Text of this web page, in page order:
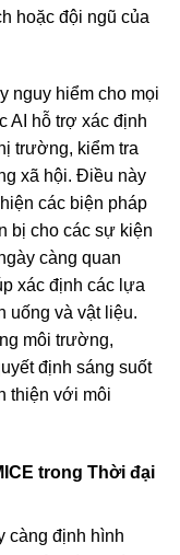
hoặc đội ngũ của
nguy hiểm cho mọi
AI hỗ trợ xác định
trường, kiểm tra
xã hội. Điều này
các biện pháp
bị cho các sự kiện
càng quan
xác định các lựa
uống và vật liệu.
môi trường,
định sáng suốt
thiện với môi
trong Thời đại
càng định hình